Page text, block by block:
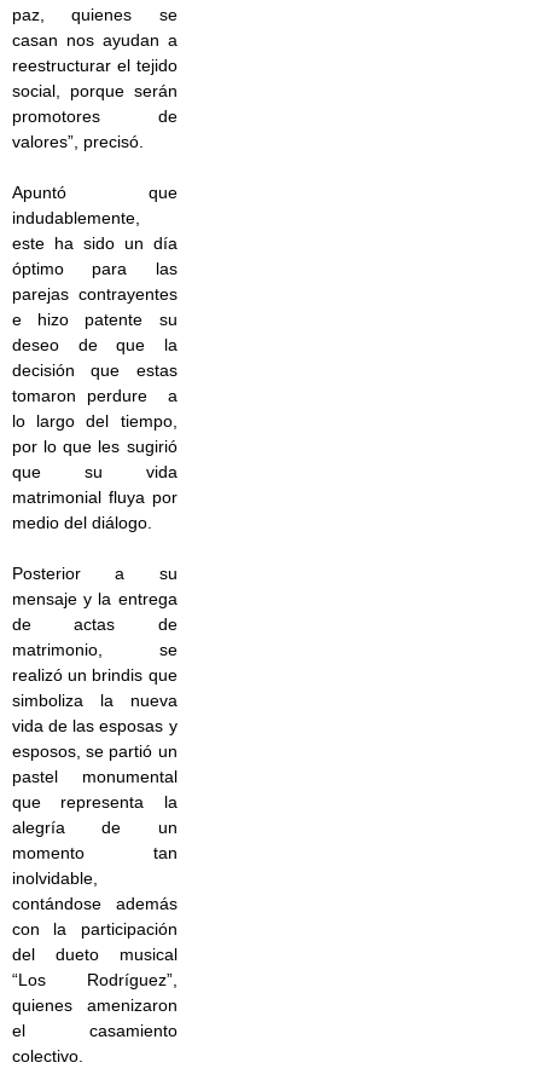
paz, quienes se
casan nos ayudan a
reestructurar el tejido
social, porque serán
promotores de
valores”, precisó.
Apuntó que
indudablemente,
este ha sido un día
óptimo para las
parejas contrayentes
e hizo patente su
deseo de que la
decisión que estas
tomaron perdure a
lo largo del tiempo,
por lo que les sugirió
que su vida
matrimonial fluya por
medio del diálogo.
Posterior a su
mensaje y la entrega
de actas de
matrimonio, se
realizó un brindis que
simboliza la nueva
vida de las esposas y
esposos, se partió un
pastel monumental
que representa la
alegría de un
momento tan
inolvidable,
contándose además
con la participación
del dueto musical
“Los Rodríguez”,
quienes amenizaron
el casamiento
colectivo.